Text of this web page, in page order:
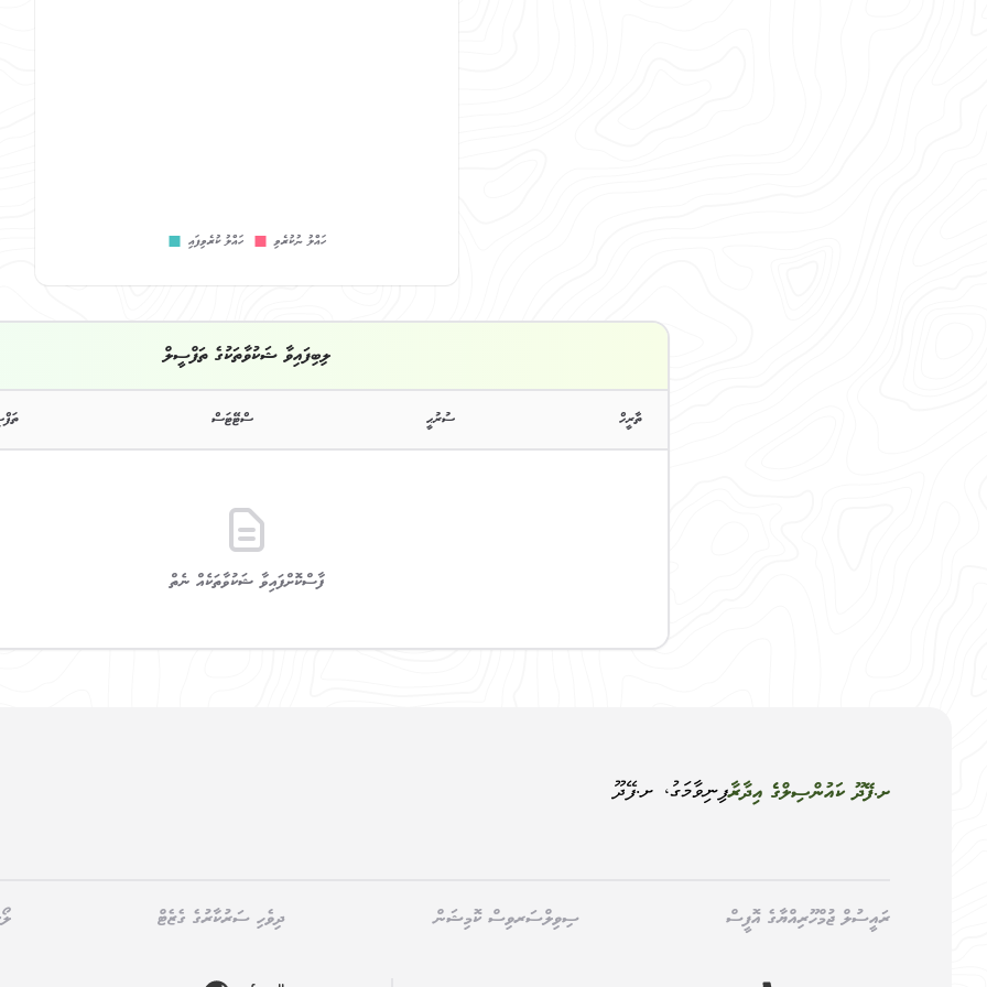
ލިބިފައިވާ ޝަކުވާތަކުގެ ތަފްސީލް
ތާރީހް ސުރުޙީ ސްޓޭޓަސް
ފާސްކޮށްފައިވާ ޝަކުވާތަކެއް ނެތް
ށ.ފޭދޫ ކައުންސިލްގެ އިދާރާފިނިވާމަގު، ށ.ފޭދޫ
ރައީސުލް ޖުމްހޫރިއްޔާގެ އޮފީސް ސިވިލްސަރވިސް ކޮމިޝަން ދިވެހި ސަރުކާރުގެ ގެޒެޓް